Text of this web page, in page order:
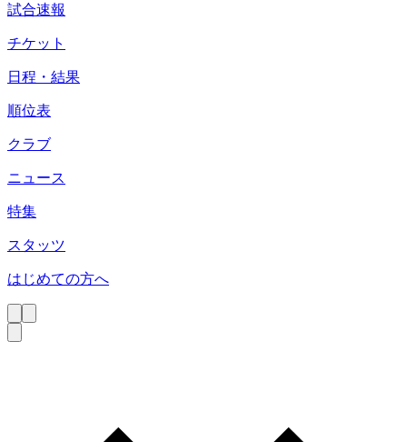
試合速報
チケット
日程・結果
順位表
クラブ
ニュース
特集
スタッツ
はじめての方へ